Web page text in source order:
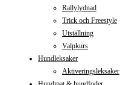
Rallylydnad
Trick och Freestyle
Utställning
Valpkurs
Hundleksaker
Aktiveringsleksaker